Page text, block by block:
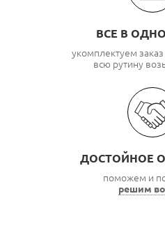
ВСЕ В
укомплектуем
всю рутину
ДОСТОЙНОЕ
поможем и
решим